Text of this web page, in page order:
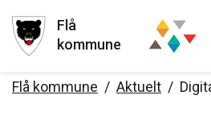
Hopp til
Flå
kommune
Flå kommune Aktuelt